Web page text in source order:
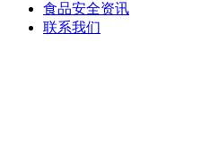
食品安全资讯
联系我们